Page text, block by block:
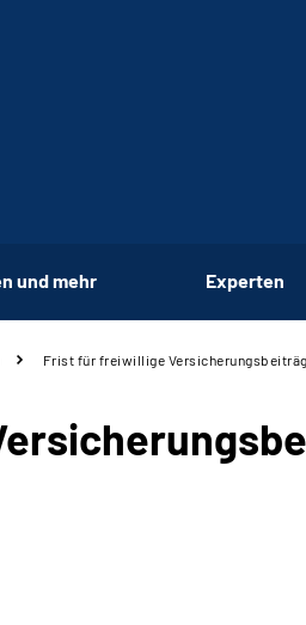
und mehr Experten
Frist für freiwillige